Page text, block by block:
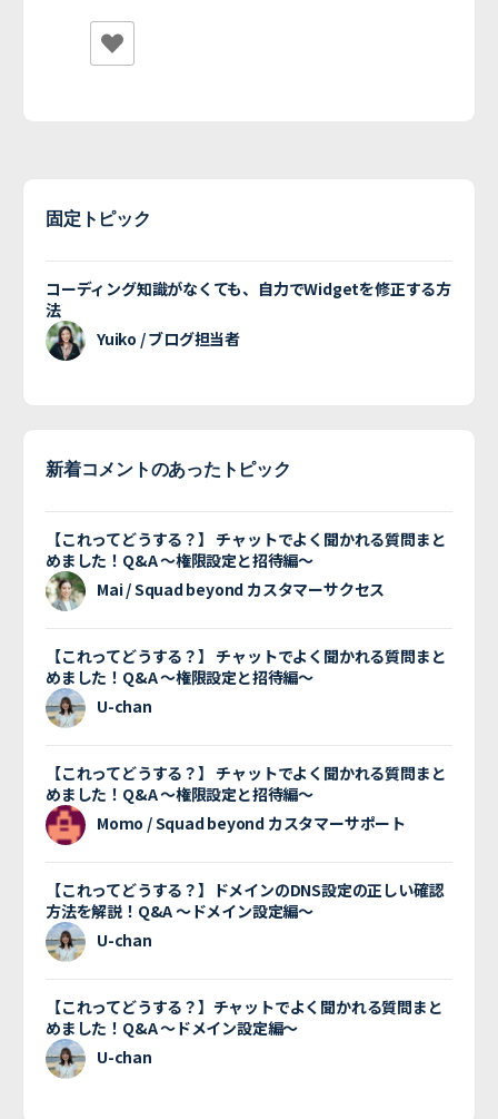
固定トピック
コーディング知識がなくても、自力でWidgetを修正する方
法
Yuiko / ブログ担当者
新着コメントのあったトピック
【これってどうする？】 チャットでよく聞かれる質問まと
めました！Q&A 〜権限設定と招待編〜
Mai / Squad beyond カスタマーサクセス
【これってどうする？】 チャットでよく聞かれる質問まと
めました！Q&A 〜権限設定と招待編〜
U-chan
【これってどうする？】 チャットでよく聞かれる質問まと
めました！Q&A 〜権限設定と招待編〜
Momo / Squad beyond カスタマーサポート
【これってどうする？】ドメインのDNS設定の正しい確認
方法を解説！Q&A 〜ドメイン設定編〜
U-chan
【これってどうする？】チャットでよく聞かれる質問まと
めました！Q&A 〜ドメイン設定編〜
U-chan